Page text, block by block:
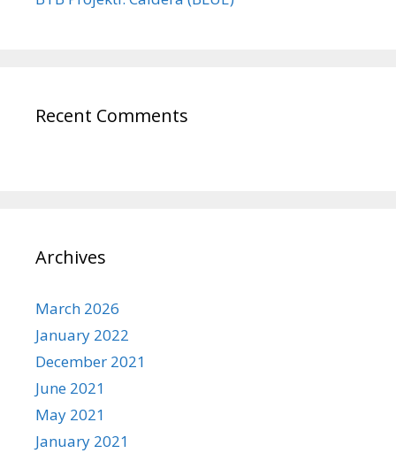
Recent Comments
Archives
March 2026
January 2022
December 2021
June 2021
May 2021
January 2021